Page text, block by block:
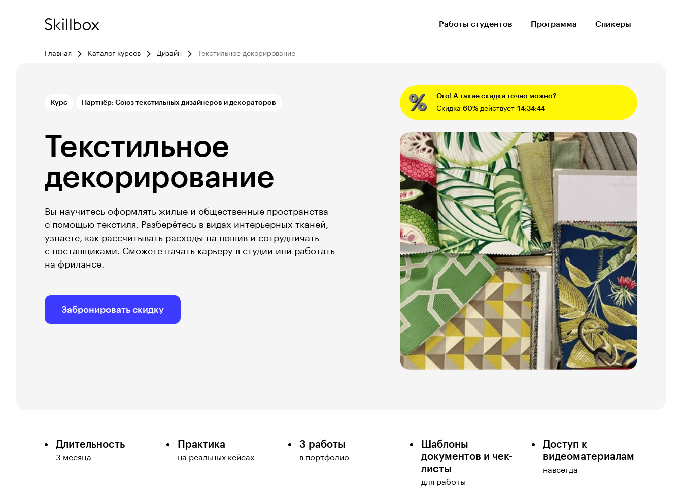
Работы студентов Программа Спикеры
Главная Каталог курсов Дизайн Текстильное декорирование
Ого! А такие скидки точно можно?
Скидка 60% действует 14:34:43
Забронировать скидку
Курс Партнёр: Союз текстильных дизайнеров и декораторов
Текстильное
декорирование
Вы научитесь оформлять жилые и общественные пространства
с помощью текстиля. Разберётесь в видах интерьерных тканей,
узнаете, как рассчитывать расходы на пошив и сотрудничать
с поставщиками. Сможете начать карьеру в студии или работать
на фрилансе.
Длительность
3 месяца
Практика
на реальных кейсах
3 работы
в портфолио
Шаблоны
документов и чек-
листы
для работы
Доступ к
видеоматериалам
навсегда